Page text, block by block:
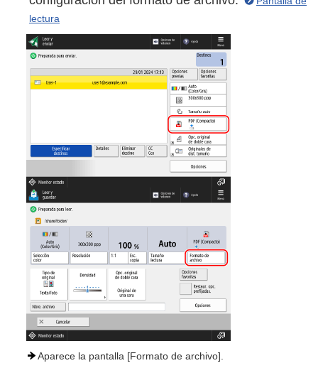
lectura
Aparece la pantalla [Formato de archivo].